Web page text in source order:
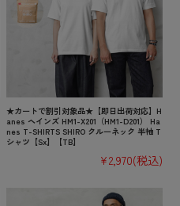
★カートで割引対象品★【即日出荷対応】H
anes ヘインズ HM1-X201（HM1-D201） Ha
nes T-SHIRTS SHIRO クルーネック 半袖 T
シャツ【Sx】【TB】
¥2,970(税込)